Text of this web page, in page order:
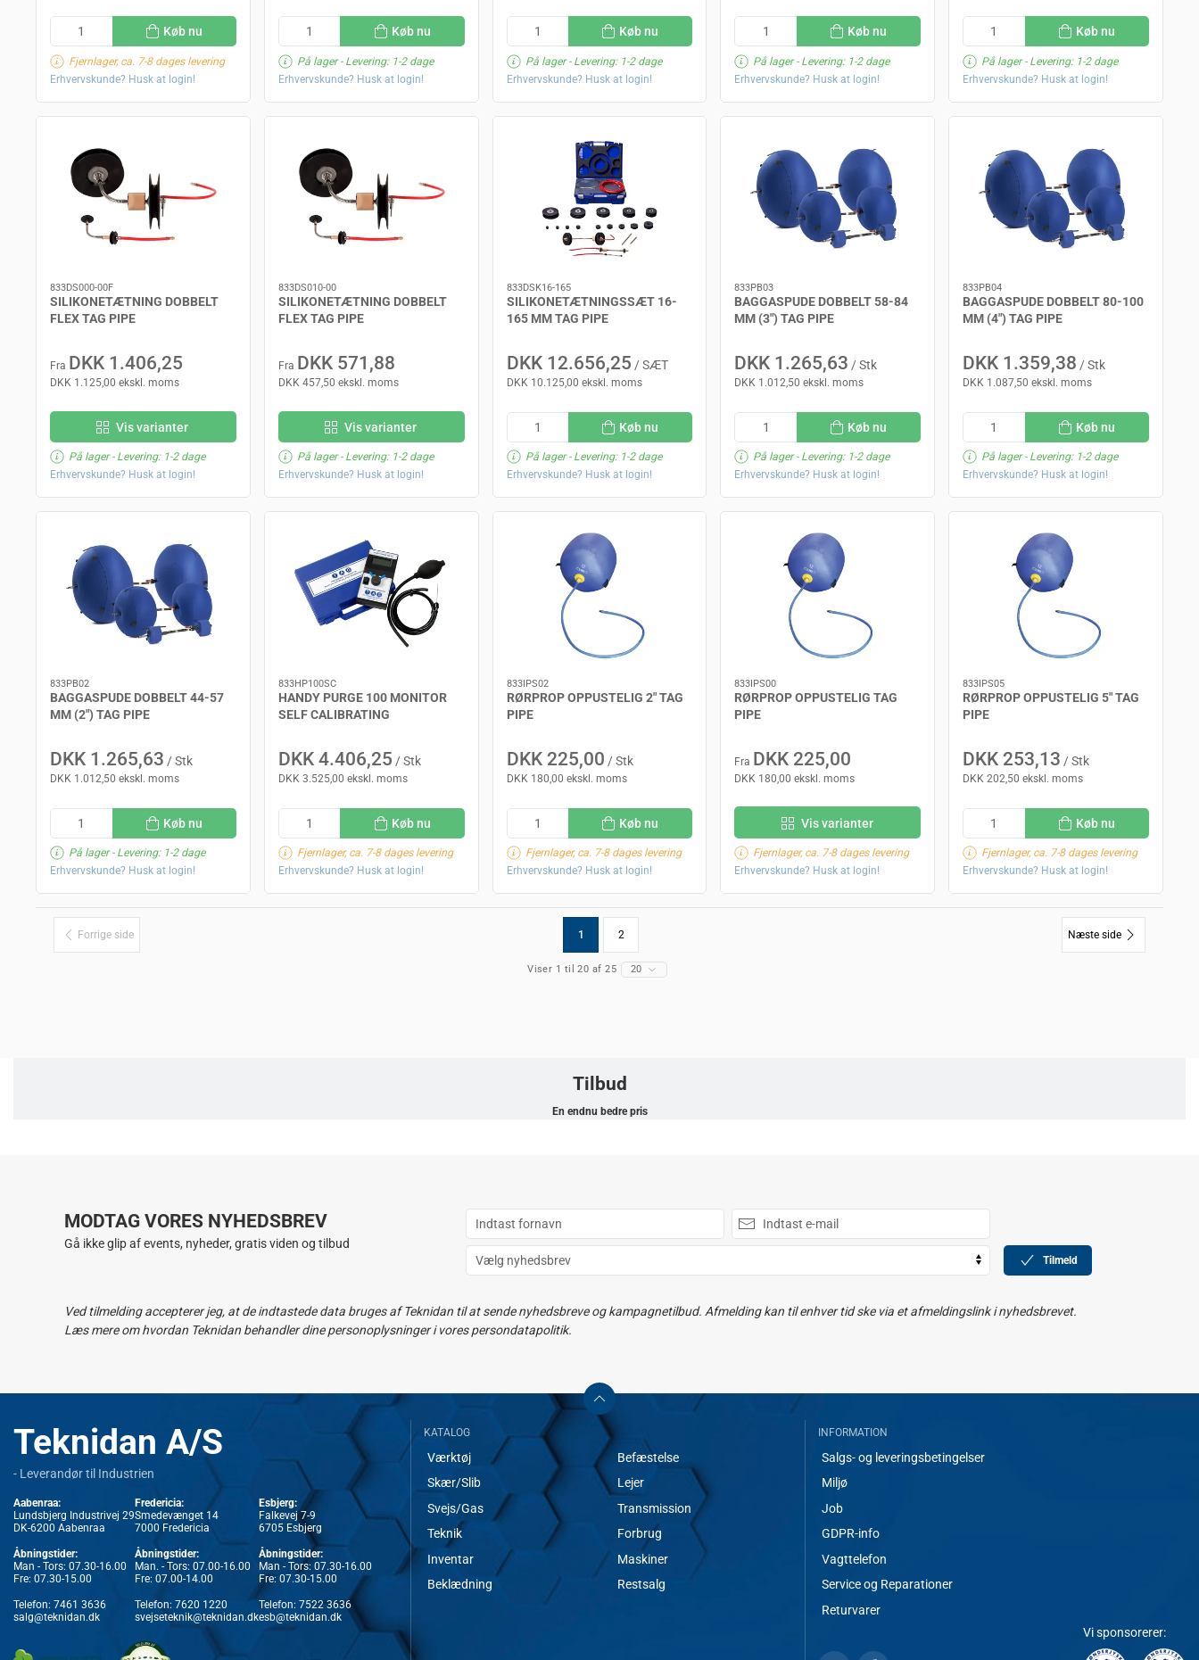
Køb nu
Fjernlager, ca. 7-8 dages levering
Erhvervskunde? Husk at login!
Køb nu
På lager- Levering: 1-2 dage
Erhvervskunde? Husk at login!
Køb nu
På lager- Levering: 1-2 dage
Erhvervskunde? Husk at login!
Køb nu
På lager- Levering: 1-2 dage
Erhvervskunde? Husk at login!
Køb nu
På lager- Levering: 1-2 dage
Erhvervskunde? Husk at login!
833DS000-00F
SILIKONETÆTNING DOBBELT
FLEX TAG PIPE
Fra DKK 1.406,25
DKK 1.125,00 ekskl. moms
Vis varianter
På lager- Levering: 1-2 dage
Erhvervskunde? Husk at login!
833DS010-00
SILIKONETÆTNING DOBBELT
FLEX TAG PIPE
Fra DKK 571,88
DKK 457,50 ekskl. moms
Vis varianter
På lager- Levering: 1-2 dage
Erhvervskunde? Husk at login!
833DSK16-165
SILIKONETÆTNINGSSÆT 16-
165 MM TAG PIPE
DKK 12.656,25 / SÆT
DKK 10.125,00 ekskl. moms
Køb nu
På lager- Levering: 1-2 dage
Erhvervskunde? Husk at login!
833PB03
BAGGASPUDE DOBBELT 58-84
MM (3") TAG PIPE
DKK 1.265,63 / Stk
DKK 1.012,50 ekskl. moms
Køb nu
På lager- Levering: 1-2 dage
Erhvervskunde? Husk at login!
833PB04
BAGGASPUDE DOBBELT 80-100
MM (4") TAG PIPE
DKK 1.359,38 / Stk
DKK 1.087,50 ekskl. moms
Køb nu
På lager- Levering: 1-2 dage
Erhvervskunde? Husk at login!
833PB02
BAGGASPUDE DOBBELT 44-57
MM (2") TAG PIPE
DKK 1.265,63 / Stk
DKK 1.012,50 ekskl. moms
Køb nu
På lager- Levering: 1-2 dage
Erhvervskunde? Husk at login!
833HP100SC
HANDY PURGE 100 MONITOR
SELF CALIBRATING
DKK 4.406,25 / Stk
DKK 3.525,00 ekskl. moms
Køb nu
Fjernlager, ca. 7-8 dages levering
Erhvervskunde? Husk at login!
833IPS02
RØRPROP OPPUSTELIG 2" TAG
PIPE
DKK 225,00 / Stk
DKK 180,00 ekskl. moms
Køb nu
Fjernlager, ca. 7-8 dages levering
Erhvervskunde? Husk at login!
833IPS00
RØRPROP OPPUSTELIG TAG
PIPE
Fra DKK 225,00
DKK 180,00 ekskl. moms
Vis varianter
Fjernlager, ca. 7-8 dages levering
Erhvervskunde? Husk at login!
833IPS05
RØRPROP OPPUSTELIG 5" TAG
PIPE
DKK 253,13 / Stk
DKK 202,50 ekskl. moms
Køb nu
Fjernlager, ca. 7-8 dages levering
Erhvervskunde? Husk at login!
Forrige side 1 2 Næste side
Viser 1 til 20 af 25 20
Tilbud
En endnu bedre pris
MODTAG VORES NYHEDSBREV
Gå ikke glip af events, nyheder, gratis viden og tilbud
Tilmeld
Ved tilmelding accepterer jeg, at de indtastede data bruges af Teknidan til at sende nyhedsbreve og kampagnetilbud. Afmelding kan til enhver tid ske via et afmeldingslink i nyhedsbrevet.
Læs mere om hvordan Teknidan behandler dine personoplysninger i vores persondatapolitik.
Teknidan A/S
- Leverandør til Industrien
Aabenraa:
Lundsbjerg Industrivej 29
DK-6200 Aabenraa
Åbningstider:
Man - Tors: 07.30-16.00
Fre: 07.30-15.00
Telefon: 7461 3636
salg@teknidan.dk
Fredericia:
Smedevænget 14
7000 Fredericia
Åbningstider:
Man. - Tors: 07.00-16.00
Fre: 07.00-14.00
Telefon: 7620 1220
svejseteknik@teknidan.dk
Esbjerg:
Falkevej 7-9
6705 Esbjerg
Åbningstider:
Man - Tors: 07.30-16.00
Fre: 07.30-15.00
Telefon: 7522 3636
esb@teknidan.dk
KATALOG
Værktøj
Skær/Slib
Svejs/Gas
Teknik
Inventar
Beklædning
Befæstelse
Lejer
Transmission
Forbrug
Maskiner
Restsalg
INFORMATION
Salgs- og leveringsbetingelser
Miljø
Job
GDPR-info
Vagttelefon
Service og Reparationer
Returvarer
Vi sponsorerer: